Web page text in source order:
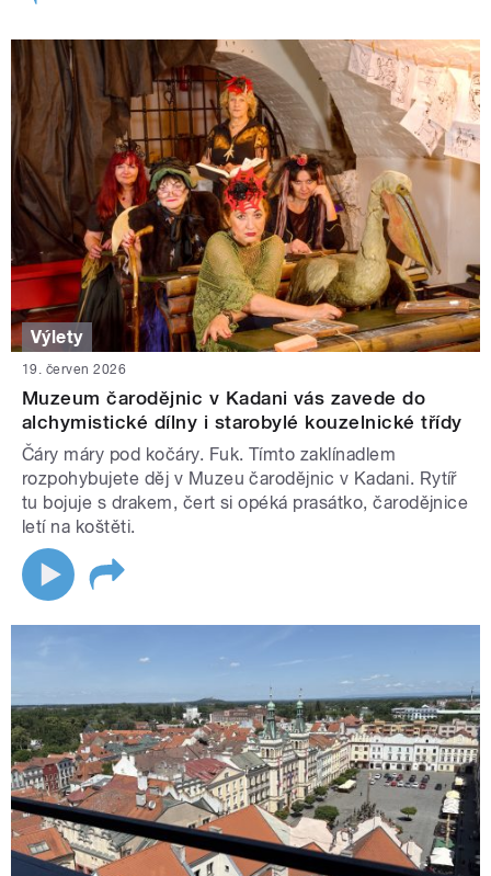
Výlety
19. červen 2026
Muzeum čarodějnic v Kadani vás zavede do
alchymistické dílny i starobylé kouzelnické třídy
Čáry máry pod kočáry. Fuk. Tímto zaklínadlem
rozpohybujete děj v Muzeu čarodějnic v Kadani. Rytíř
tu bojuje s drakem, čert si opéká prasátko, čarodějnice
letí na koštěti.